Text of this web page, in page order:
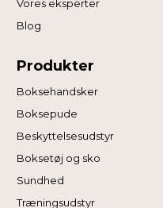
Vores eksperter
Blog
Produkter
Boksehandsker
Boksepude
Beskyttelsesudstyr
Boksetøj og sko
Sundhed
Træningsudstyr